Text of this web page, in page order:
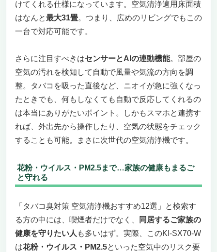
けてくれる仕様になっています。空気清浄適用床面積
はなんと最大31畳。つまり、広めのリビングでもこの
一台で対応可能です。
さらに注目すべきはセンサーとAIの連動機能。部屋の
空気の汚れを検知して自動で風量や気流の方向を調
整。タバコを吸った直後など、ニオイが急に強くなっ
たときでも、何もしなくても自動で反応してくれるの
は本当にありがたいポイント。しかもスマホと連携す
れば、外出先から操作したり、空気の状態をチェック
することも可能。まさに次世代の空気清浄機です。
花粉・ウイルス・PM2.5まで…家族の健康もまるご
と守れる
「タバコ臭対策 空気清浄機おすすめ12選」と検索す
る方の中には、喫煙者だけでなく、
同居するご家族の
健康を守りたい人 も多いはず。実際、このKI-SX70-W
は花粉・ウイルス・PM2.5といった空気中のリスク要